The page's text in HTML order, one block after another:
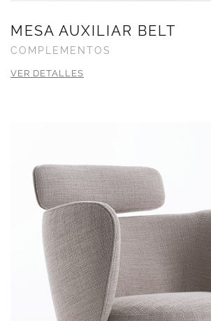
MESA AUXILIAR BELT
COMPLEMENTOS
VER DETALLES